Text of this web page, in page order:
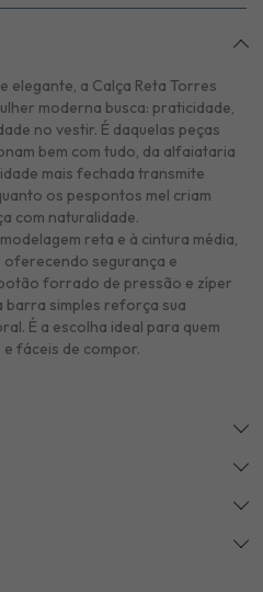
elegante, a Calça Reta Torres
moderna busca: praticidade,
no vestir. É daquelas peças
bem com tudo, da alfaiataria
mais fechada transmite
os pespontos mel criam
com naturalidade.
reta e à cintura média,
oferecendo segurança e
forrado de pressão e zíper
barra simples reforça sua
É a escolha ideal para quem
fáceis de compor.